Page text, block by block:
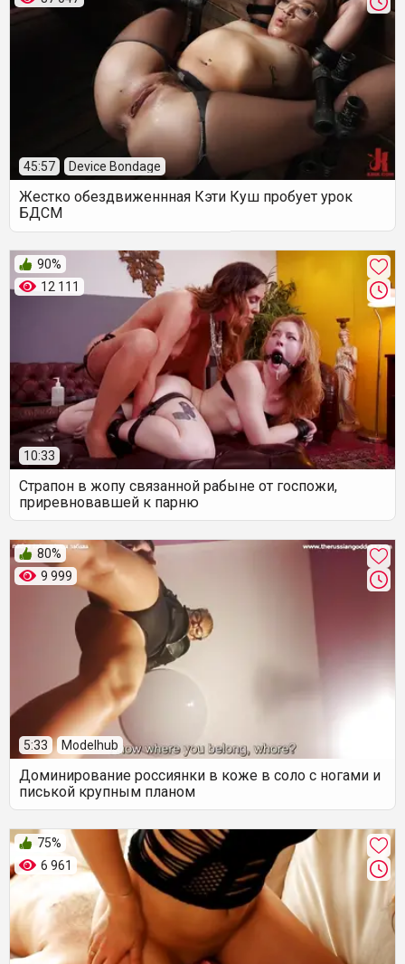
45:57 Device Bondage
Жестко обездвиженнная Кэти Куш пробует урок
БДСМ
12 111
90%
10:33
Страпон в жопу связанной рабыне от госпожи,
приревновавшей к парню
9 999
80%
5:33 Modelhub
Доминирование россиянки в коже в соло с ногами и
писькой крупным планом
6 961
75%